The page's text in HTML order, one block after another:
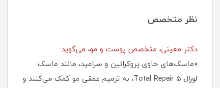
نظر متخصص
دکتر معینی، متخصص پوست و مو، می‌گوید:
«ماسک‌های حاوی پروکراتین و سرامید، مانند ماسک
لورال Total Repair 5، به ترمیم عمقی مو کمک می‌کنند و